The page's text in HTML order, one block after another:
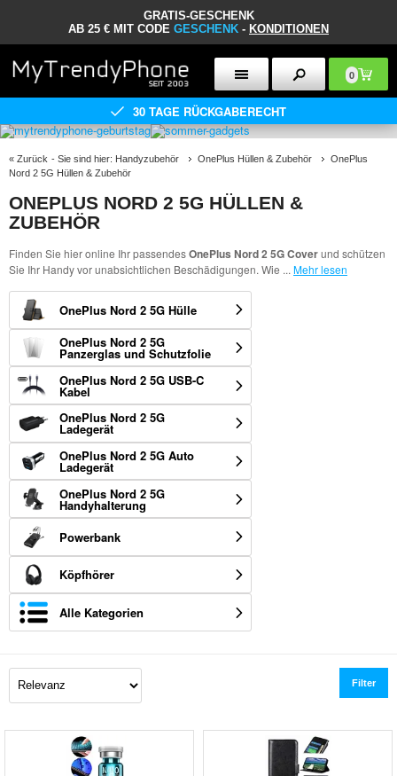
GRATIS-GESCHENK
AB 25 € MIT CODE GESCHENK - KONDITIONEN
0
30 TAGE RÜCKGABERECHT
« Zurück - Sie sind hier: Handyzubehör OnePlus Hüllen & Zubehör
OnePlus
Nord 2 5G Hüllen & Zubehör
ONEPLUS NORD 2 5G HÜLLEN &
ZUBEHÖR
Finden Sie hier online Ihr passendesOnePlus Nord 2 5G Coverund schützen
Sie Ihr Handy vor unabsichtlichen Beschädigungen. Wie ... Mehr lesen
OnePlus Nord 2 5G Hülle
OnePlus Nord 2 5G
Panzerglas und Schutzfolie
OnePlus Nord 2 5G USB-C
Kabel
OnePlus Nord 2 5G
Ladegerät
OnePlus Nord 2 5G Auto
Ladegerät
OnePlus Nord 2 5G
Handyhalterung
Powerbank
Köpfhörer
Alle Kategorien
Filter